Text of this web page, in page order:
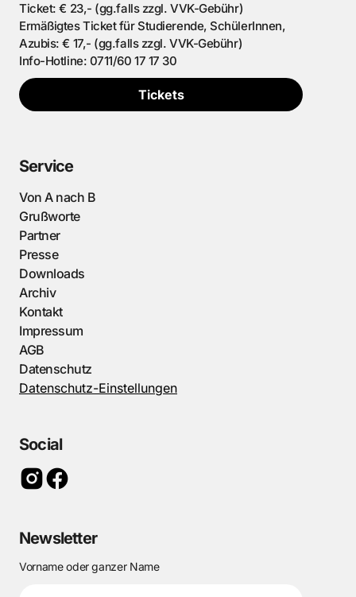
Ticket: € 23,- (gg.falls zzgl. VVK-Gebühr)
Ermäßigtes Ticket für Studierende, SchülerInnen,
Azubis: € 17,- (gg.falls zzgl. VVK-Gebühr)
Info-Hotline: 0711/60 17 17 30
Tickets
Service
Von A nach B
Grußworte
Partner
Presse
Downloads
Archiv
Kontakt
Impressum
AGB
Datenschutz
Datenschutz-Einstellungen
Social
Newsletter
Vorname oder ganzer Name